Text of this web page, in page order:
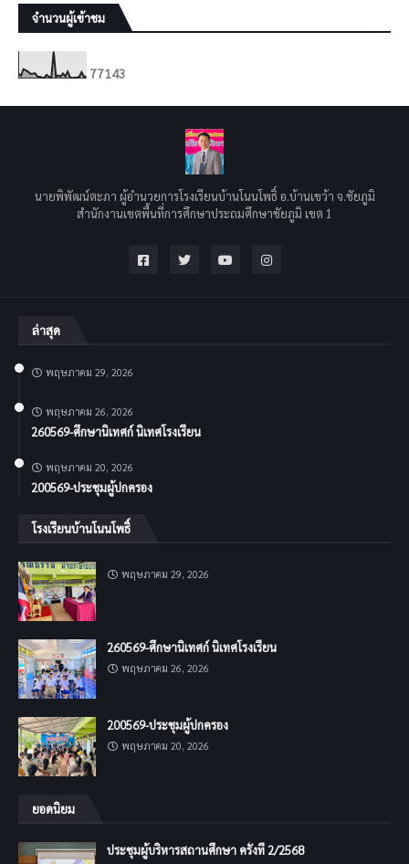
จำนวนผู้เข้าชม
77143
นายพิพัฒน์ตะภา ผู้อำนวยการโรงเรียนบ้านโนนโพธิ์ อ.บ้านเขว้า จ.ชัยภูมิ
สำนักงานเขตพื้นที่การศึกษาประถมศึกษาชัยภูมิ เขต 1
ล่าสุด
พฤษภาคม 29, 2026
พฤษภาคม 26, 2026
260569-ศึกษานิเทศก์ นิเทศโรงเรียน
พฤษภาคม 20, 2026
200569-ประชุมผู้ปกครอง
โรงเรียนบ้านโนนโพธิ์
พฤษภาคม 29, 2026
260569-ศึกษานิเทศก์ นิเทศโรงเรียน
พฤษภาคม 26, 2026
200569-ประชุมผู้ปกครอง
พฤษภาคม 20, 2026
ยอดนิยม
ประชุมผู้บริหารสถานศึกษา ครั้งที่ 2/2568